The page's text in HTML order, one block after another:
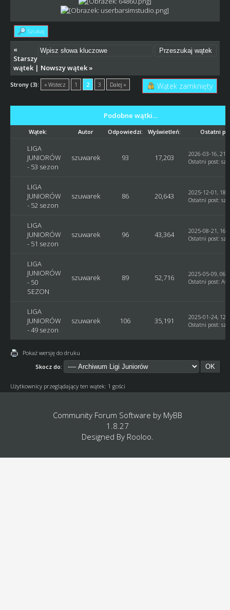
Szukaj
«
Starszy
wątek| Nowszy wątek»
Strony (3): « Wstecz 1 2 3 Dalej » Wątek zamknięty
Podobne wątki…
Wątek: Autor Odpowiedzi: Wyświetleń: Ostatni
LIGA
JUNIORÓW
- 53 sezon
szuwarek 93 17,203
2026-03-16,
Ostatni post:
LIGA
JUNIORÓW
- 52 sezon
szuwarek 86 20,643
2025-12-01,
Ostatni post:
LIGA
JUNIORÓW
- 51 sezon
szuwarek 96 43,364
2025-08-21,
Ostatni post:
LIGA
JUNIORÓW
- 50
SEZON
szuwarek 89 52,716
2025-05-09,
Ostatni post:
LIGA
JUNIORÓW
- 49 sezon
szuwarek 106 35,191
2025-01-24,
Ostatni post:
Pokaż wersję do druku
Skocz do:
Użytkownicy przeglądający ten wątek: 1 gości
Community Forum Software by MyBB
1.8.27
Designed By Rooloo